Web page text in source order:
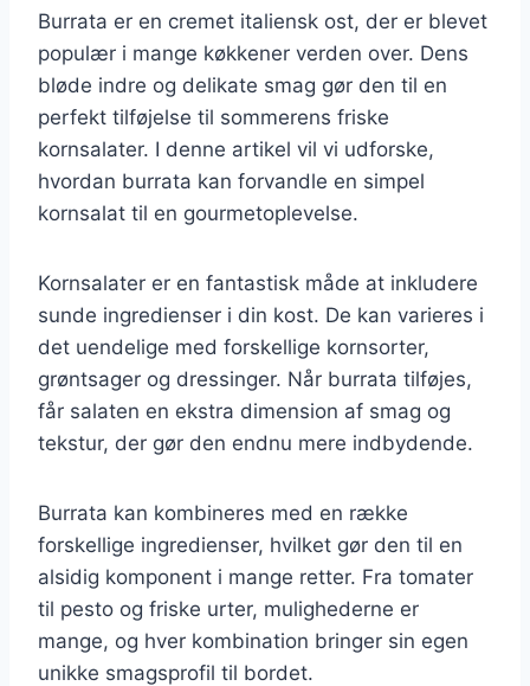
Burrata er en cremet italiensk ost, der er blevet
populær i mange køkkener verden over. Dens
bløde indre og delikate smag gør den til en
perfekt tilføjelse til sommerens friske
kornsalater. I denne artikel vil vi udforske,
hvordan burrata kan forvandle en simpel
kornsalat til en gourmetoplevelse.
Kornsalater er en fantastisk måde at inkludere
sunde ingredienser i din kost. De kan varieres i
det uendelige med forskellige kornsorter,
grøntsager og dressinger. Når burrata tilføjes,
får salaten en ekstra dimension af smag og
tekstur, der gør den endnu mere indbydende.
Burrata kan kombineres med en række
forskellige ingredienser, hvilket gør den til en
alsidig komponent i mange retter. Fra tomater
til pesto og friske urter, mulighederne er
mange, og hver kombination bringer sin egen
unikke smagsprofil til bordet.